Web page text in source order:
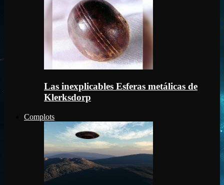
Las inexplicables Esferas metálicas de
Klerksdorp
Complots